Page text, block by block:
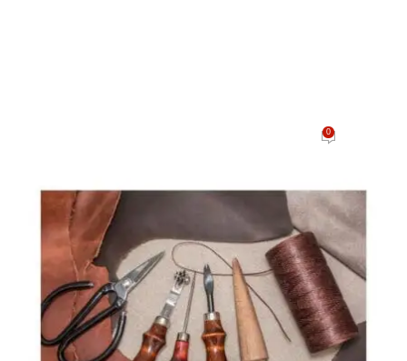
0
In pochi minuti, il tuo look comunica chi sei, quanto ti prendi cura di te
stessa e la tua capacità di adattarti a un contesto professionale. Non si tratta
di semplice vanità, ma di
comunicazione visiva: l’immagine è un linguaggio
potente, che parla ancor prima delle parole.
Nel 2025, le tendenze moda per l’ambiente lavorativo femminile puntano su
minimalismo curato, materiali naturali e accessori funzionali ma eleganti.
Che tu stia sostenendo un colloquio in uno studio legale, un’azienda tech o
un atelier creativo, la scelta degliaccessori giustipuò trasformare un outfit